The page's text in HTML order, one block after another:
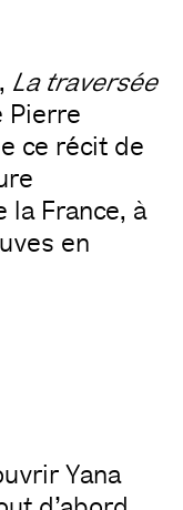
La traversée
Pierre
ce récit de
France, à
en
Yana